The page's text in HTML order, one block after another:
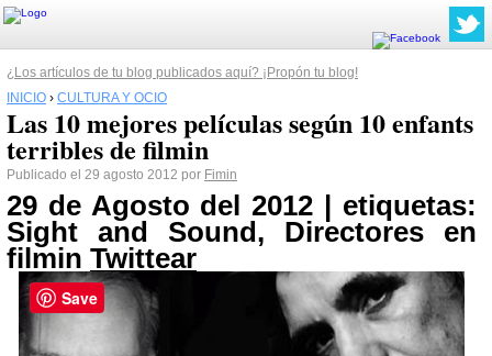
¿Los artículos de tu blog publicados aquí? ¡Propón tu blog!
INICIO › CULTURA Y OCIO
Las 10 mejores películas según 10 enfants
terribles de filmin
Publicado el 29 agosto 2012 por Fimin
29 de Agosto del 2012 | etiquetas:
Sight and Sound, Directores en
filmin Twittear
Save